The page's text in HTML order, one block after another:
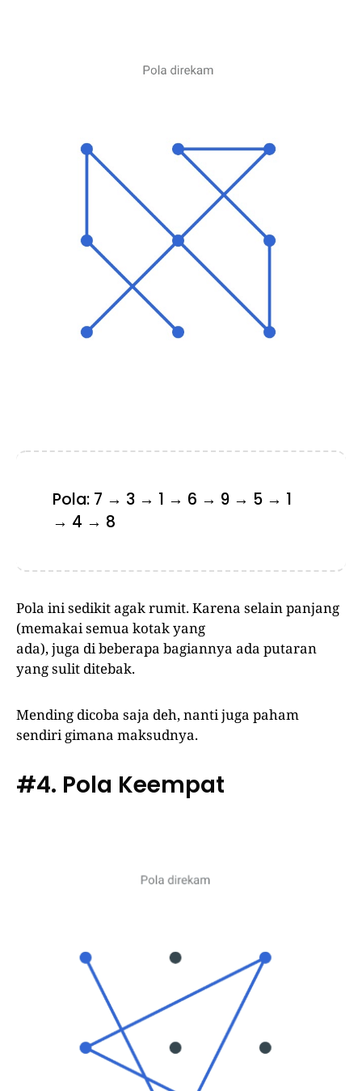
Pola: 7 → 3 → 1 → 6 → 9 → 5 → 1
→ 4 → 8
Pola ini sedikit agak rumit. Karena selain panjang
(memakai semua kotak yang
ada), juga di beberapa bagiannya ada putaran
yang sulit ditebak.
Mending dicoba saja deh, nanti juga paham
sendiri gimana maksudnya.
#4. Pola Keempat